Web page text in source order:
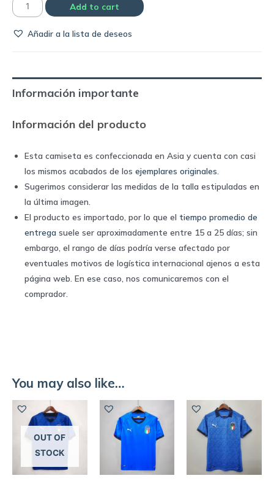
Camiseta
de
home
|
quantity
Add to cart
Añadir a la lista de deseos
Información importante
Información del producto
Esta camiseta es confeccionada en Asia y cuenta con casi
los mismos acabados de los ejemplares originales.
Sugerimos considerar las medidas de la talla estipuladas en
la última imagen.
El producto es importado, por lo que el tiempo promedio de
entrega suele ser aproximadamente entre 15 a 25 días; sin
embargo, el rango de días podría verse afectado por
eventuales motivos de logística internacional ajenos a esta
página web. En ese caso, nos comunicaremos con el
comprador.
You may also like…
OUT OF
STOCK